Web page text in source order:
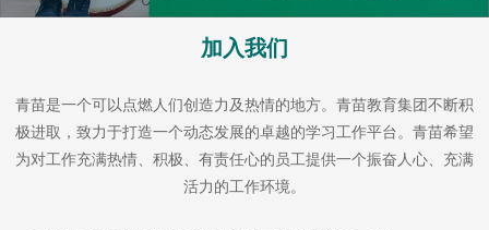
加入我们
青苗是一个可以点燃人们创造力及热情的地方。青苗教育集团不断积
极进取，致力于打造一个动态发展的卓越的学习工作平台。青苗希望
为对工作充满热情、积极、有责任心的员工提供一个振奋人心、充满
活力的工作环境。